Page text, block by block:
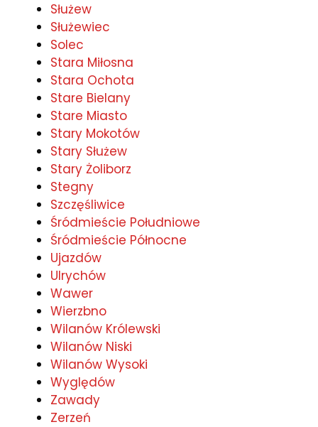
Służew
Służewiec
Solec
Stara Miłosna
Stara Ochota
Stare Bielany
Stare Miasto
Stary Mokotów
Stary Służew
Stary Żoliborz
Stegny
Szczęśliwice
Śródmieście Południowe
Śródmieście Północne
Ujazdów
Ulrychów
Wawer
Wierzbno
Wilanów Królewski
Wilanów Niski
Wilanów Wysoki
Wyględów
Zawady
Zerzeń